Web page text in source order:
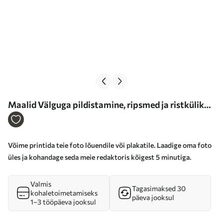
Maalid Välguga pildistamine, ripsmed ja ristkülik
Nr s33383
Võime printida teie foto lõuendile või plakatile. Laadige oma foto
üles ja kohandage seda meie redaktoris kõigest 5 minutiga.
Valmis
kohaletoimetamiseks
1–3 tööpäeva jooksul
Tagasimaksed 30
päeva jooksul